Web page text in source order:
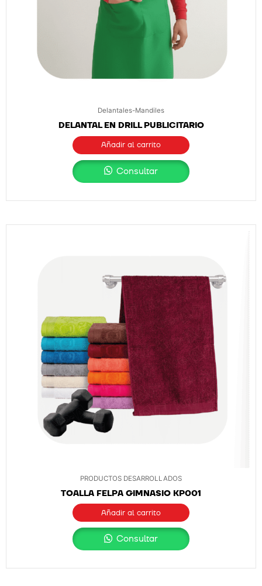
Delantales-Mandiles
DELANTAL EN DRILL PUBLICITARIO
Añadir al carrito
Consultar
PRODUCTOS DESARROLLADOS
TOALLA FELPA GIMNASIO KP001
Añadir al carrito
Consultar